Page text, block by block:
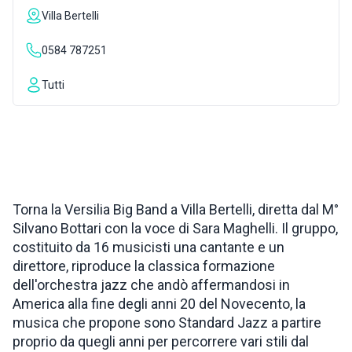
WEBCAM
Villa Bertelli
0584 787251
Tutti
Torna la Versilia Big Band a Villa Bertelli, diretta dal M°
Silvano Bottari con la voce di Sara Maghelli. Il gruppo,
costituito da 16 musicisti una cantante e un
direttore, riproduce la classica formazione
dell'orchestra jazz che andò affermandosi in
America alla fine degli anni 20 del Novecento, la
musica che propone sono Standard Jazz a partire
proprio da quegli anni per percorrere vari stili dal